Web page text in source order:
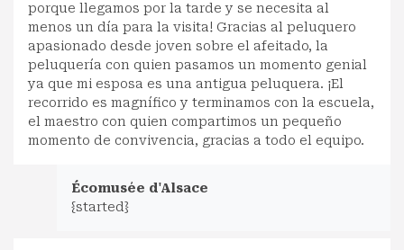
porque llegamos por la tarde y se necesita al
menos un día para la visita! Gracias al peluquero
apasionado desde joven sobre el afeitado, la
peluquería con quien pasamos un momento genial
ya que mi esposa es una antigua peluquera. ¡El
recorrido es magnífico y terminamos con la escuela,
el maestro con quien compartimos un pequeño
momento de convivencia, gracias a todo el equipo.
Écomusée d'Alsace
{started}